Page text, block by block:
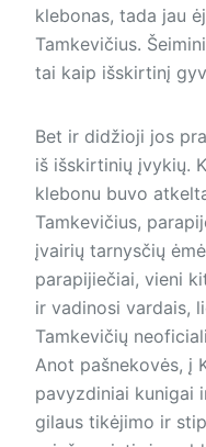
klebonas, tada jau
Tamkevičius.
tai kaip išskirtinį
Bet ir didžioji jos
iš išskirtinių įvykių.
klebonu buvo
Tamkevičius,
įvairių tarnysčių
parapijiečiai, vieni
ir vadinosi vardais,
Tamkevičių
Anot pašnekovės, į
pavyzdiniai kunigai
gilaus tikėjimo ir